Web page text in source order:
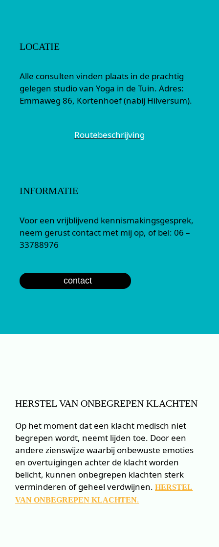
LOCATIE
Alle consulten vinden plaats in de prachtig
gelegen studio van Yoga in de Tuin. Adres:
Emmaweg 86, Kortenhoef (nabij Hilversum).
Routebeschrijving
INFORMATIE
Voor een vrijblijvend kennismakingsgesprek,
neem gerust contact met mij op, of bel: 06 –
33788976
contact
HERSTEL VAN ONBEGREPEN KLACHTEN
Op het moment dat een klacht medisch niet
begrepen wordt, neemt lijden toe. Door een
andere zienswijze waarbij onbewuste emoties
en overtuigingen achter de klacht worden
belicht, kunnen onbegrepen klachten sterk
verminderen of geheel verdwijnen.HERSTEL
VAN ONBEGREPEN KLACHTEN.